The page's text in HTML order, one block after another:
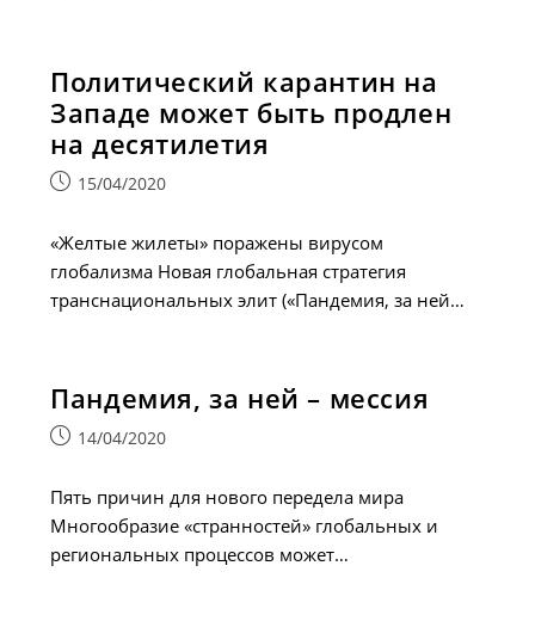
Политический карантин на
Западе может быть продлен
на десятилетия
Запись15/04/2020
«Желтые жилеты» поражены вирусом
глобализма Новая глобальная стратегия
транснациональных элит («Пандемия, за ней…
Пандемия, за ней – мессия
Запись14/04/2020
Пять причин для нового передела мира
Многообразие «странностей» глобальных и
региональных процессов может…